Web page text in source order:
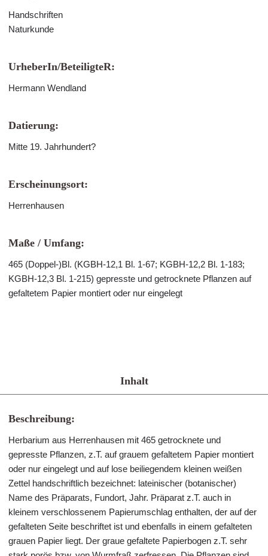
Handschriften
Naturkunde
UrheberIn/BeteiligteR:
Hermann Wendland
Datierung:
Mitte 19. Jahrhundert?
Erscheinungsort:
Herrenhausen
Maße / Umfang:
465 (Doppel-)Bl. (KGBH-12,1 Bl. 1-67; KGBH-12,2 Bl. 1-183;
KGBH-12,3 Bl. 1-215) gepresste und getrocknete Pflanzen auf
gefaltetem Papier montiert oder nur eingelegt
Inhalt
Beschreibung:
Herbarium aus Herrenhausen mit 465 getrocknete und
gepresste Pflanzen, z.T. auf grauem gefaltetem Papier montiert
oder nur eingelegt und auf lose beiliegendem kleinen weißen
Zettel handschriftlich bezeichnet: lateinischer (botanischer)
Name des Präparats, Fundort, Jahr. Präparat z.T. auch in
kleinem verschlossenem Papierumschlag enthalten, der auf der
gefalteten Seite beschriftet ist und ebenfalls in einem gefalteten
grauen Papier liegt. Der graue gefaltete Papierbogen z.T. sehr